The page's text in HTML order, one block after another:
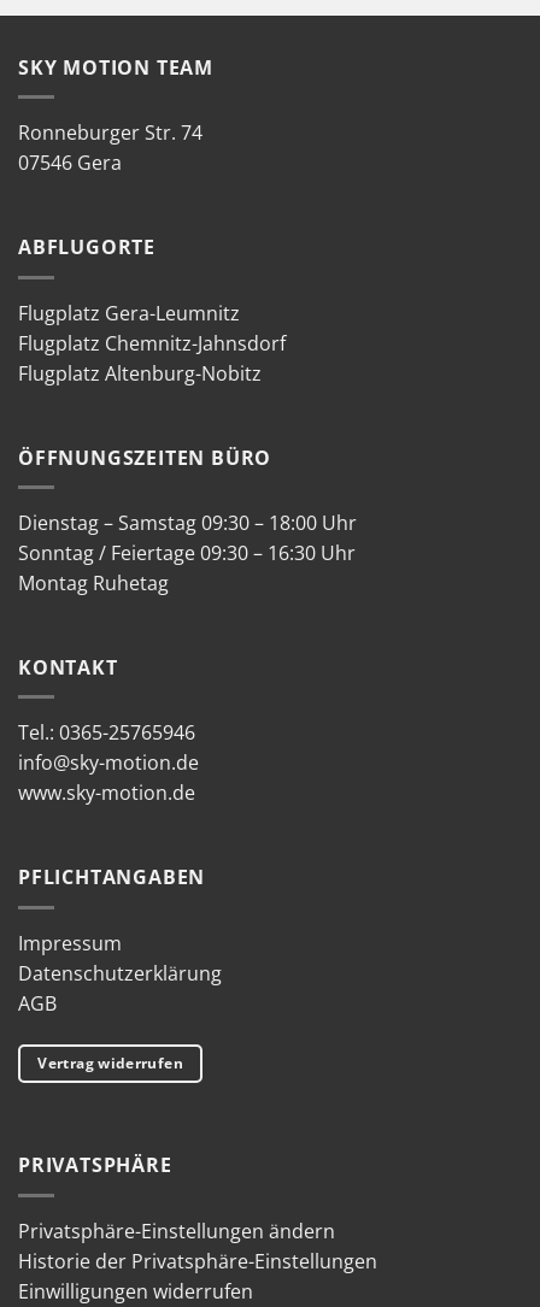
SKY MOTION TEAM
Ronneburger Str. 74
07546 Gera
ABFLUGORTE
Flugplatz Gera-Leumnitz
Flugplatz Chemnitz-Jahnsdorf
Flugplatz Altenburg-Nobitz
ÖFFNUNGSZEITEN BÜRO
Dienstag – Samstag 09:30 – 18:00 Uhr
Sonntag / Feiertage 09:30 – 16:30 Uhr
Montag Ruhetag
KONTAKT
Tel.: 0365-25765946
info@sky-motion.de
www.sky-motion.de
PFLICHTANGABEN
Impressum
Datenschutzerklärung
AGB
Vertrag widerrufen
PRIVATSPHÄRE
Privatsphäre-Einstellungen ändern
Historie der Privatsphäre-Einstellungen
Einwilligungen widerrufen